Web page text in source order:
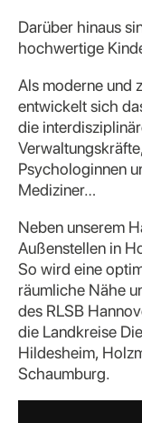
Darüber hinaus
hochwertige
Als moderne und
entwickelt sich
die
Psychologinnen
Mediziner…
Neben unserem
Außenstellen in
So wird eine
räumliche Nähe
des RLSB
die Landkreise
Hildesheim,
Schaumburg.